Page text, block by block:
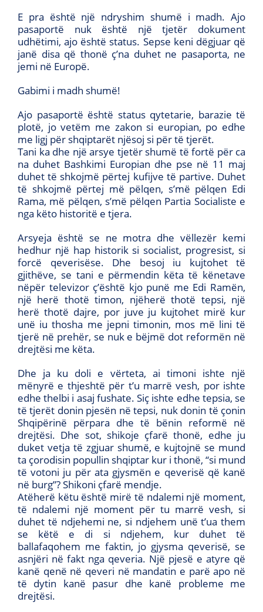
E pra është një ndryshim shumë i madh. Ajo
pasaportë nuk është një tjetër dokument
udhëtimi, ajo është status. Sepse keni dëgjuar që
janë disa që thonë ç’na duhet ne pasaporta, ne
jemi në Europë.
Gabimi i madh shumë!
Ajo pasaportë është status qytetarie, barazie të
plotë, jo vetëm me zakon si europian, po edhe
me ligj për shqiptarët njësoj si për të tjerët.
Tani ka dhe një arsye tjetër shumë të fortë për ca
na duhet Bashkimi Europian dhe pse në 11 maj
duhet të shkojmë përtej kufijve të partive. Duhet
të shkojmë përtej më pëlqen, s’më pëlqen Edi
Rama, më pëlqen, s’më pëlqen Partia Socialiste e
nga këto historitë e tjera.
Arsyeja është se ne motra dhe vëllezër kemi
hedhur një hap historik si socialist, progresist, si
forcë qeverisëse. Dhe besoj iu kujtohet të
gjithëve, se tani e përmendin këta të kënetave
nëpër televizor ç’është kjo punë me Edi Ramën,
një herë thotë timon, njëherë thotë tepsi, një
herë thotë dajre, por juve ju kujtohet mirë kur
unë iu thosha me jepni timonin, mos më lini të
tjerë në prehër, se nuk e bëjmë dot reformën në
drejtësi me këta.
Dhe ja ku doli e vërteta, ai timoni ishte një
mënyrë e thjeshtë për t’u marrë vesh, por ishte
edhe thelbi i asaj fushate. Siç ishte edhe tepsia, se
të tjerët donin pjesën në tepsi, nuk donin të çonin
Shqipërinë përpara dhe të bënin reformë në
drejtësi. Dhe sot, shikoje çfarë thonë, edhe ju
duket vetja të zgjuar shumë, e kujtojnë se mund
ta çorodisin popullin shqiptar kur i thonë, “si mund
të votoni ju për ata gjysmën e qeverisë që kanë
në burg”? Shikoni çfarë mendje.
Atëherë këtu është mirë të ndalemi një moment,
të ndalemi një moment për tu marrë vesh, si
duhet të ndjehemi ne, si ndjehem unë t’ua them
se këtë e di si ndjehem, kur duhet të
ballafaqohem me faktin, jo gjysma qeverisë, se
asnjëri në fakt nga qeveria. Një pjesë e atyre që
kanë qenë në qeveri në mandatin e parë apo në
të dytin kanë pasur dhe kanë probleme me
drejtësi.